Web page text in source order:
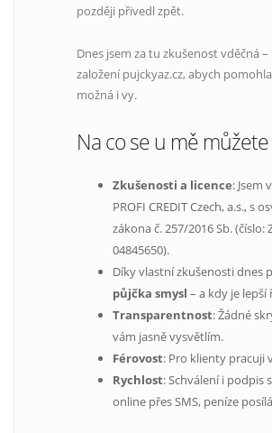
později přivedl zpět.
Dnes jsem za tu zkušenost vděčná
založení pujckyaz.cz, abych
možná i vy.
Na co se u mě
Zkušenosti a licence: Jsem
PROFI CREDIT Czech, a.s., s
zákona č. 257/2016 Sb. (číslo:
04845650).
Díky vlastní zkušenosti dnes
půjčka smysl – a kdy je lepší
Transparentnost: Žádné
vám jasně vysvětlím.
Férovost: Pro klienty pracuji
Rychlost: Schválení i podpis
online přes SMS, peníze